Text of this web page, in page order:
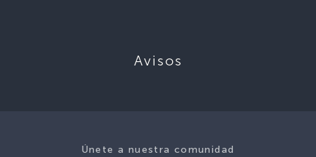
Avisos
Únete a nuestra comunidad